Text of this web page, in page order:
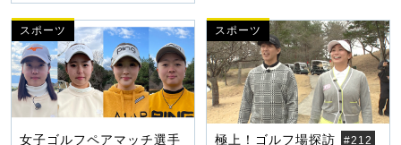
スポーツ
女子ゴルフペアマッチ選手
スポーツ
極上！ゴルフ場探訪 #212